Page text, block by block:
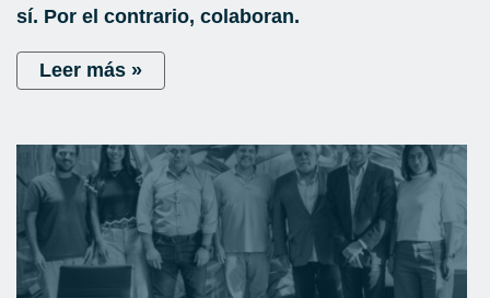
sí. Por el contrario, colaboran.
Leer más »